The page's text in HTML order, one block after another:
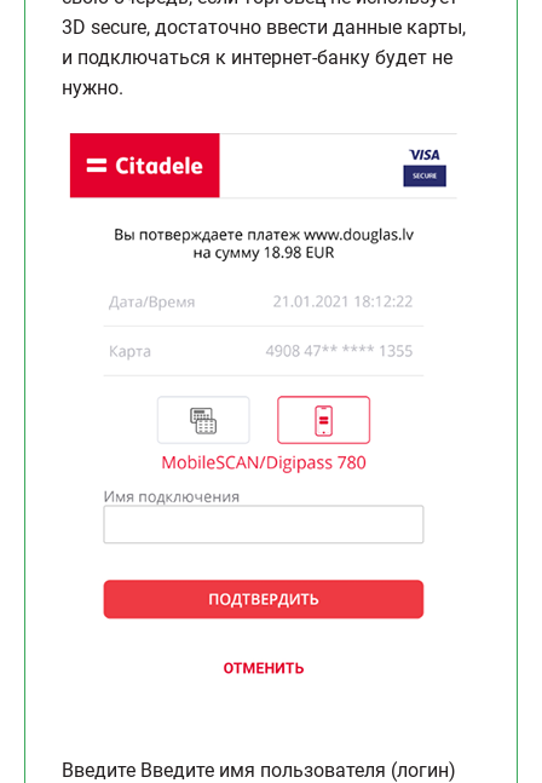
3D secure, достаточно ввести данные карты,
и подключаться к интернет-банку будет не
нужно.
Введите Введите имя пользователя (логин)